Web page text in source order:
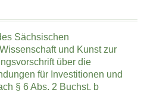
Sächsischen
und Kunst zur
über die
für Investitionen und
§ 6 Abs. 2 Buchst. b